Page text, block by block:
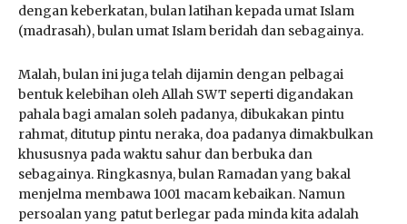
dengan keberkatan, bulan latihan kepada umat Islam
(madrasah), bulan umat Islam beridah dan sebagainya.
Malah, bulan ini juga telah dijamin dengan pelbagai
bentuk kelebihan oleh Allah SWT seperti digandakan
pahala bagi amalan soleh padanya, dibukakan pintu
rahmat, ditutup pintu neraka, doa padanya dimakbulkan
khususnya pada waktu sahur dan berbuka dan
sebagainya. Ringkasnya, bulan Ramadan yang bakal
menjelma membawa 1001 macam kebaikan. Namun
persoalan yang patut berlegar pada minda kita adalah